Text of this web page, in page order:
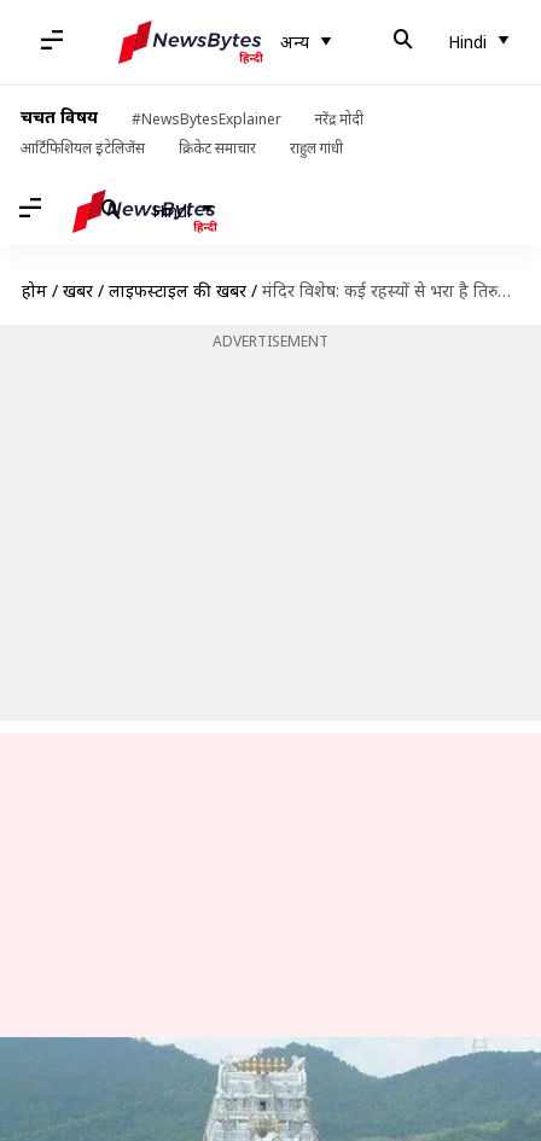
अन्य Hindi
चर्चित विषय #NewsBytesExplainer
नरेंद्र मोदी
आर्टिफिशियल इंटेलिजेंस
क्रिकेट समाचार राहुल गांधी
Hindi
होम / खबरें / लाइफस्टाइल की खबरें / मंदिर विशेष: कई रहस्यों से भरा है तिरुपति बालाजी मंदिर, जानिए इससे जुड़ी खास बातें
ADVERTISEMENT
मंदिर विशेष: कई रहस्यों से भरा है
तिरुपति बालाजी मंदिर, जानिए इससे